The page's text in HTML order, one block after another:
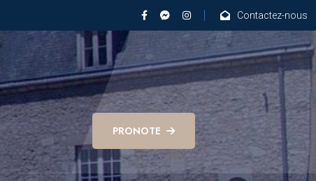
Contactez-nous
PRONOTE